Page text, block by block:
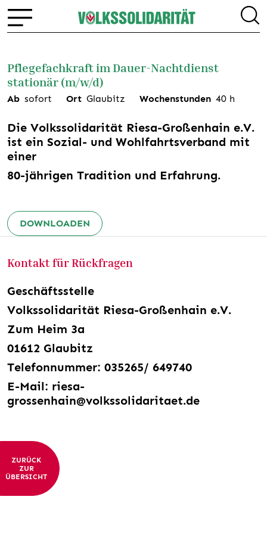
Pflegefachkraft im Dauer-Nachtdienst
stationär (m/w/d)
Ab sofort Ort Glaubitz Wochenstunden 40 h
Die Volkssolidarität Riesa-Großenhain e.V.
ist ein Sozial- und Wohlfahrtsverband mit
einer
80-jährigen Tradition und Erfahrung.
DOWNLOADEN
Kontakt für Rückfragen
Geschäftsstelle
Volkssolidarität Riesa-Großenhain e.V.
Zum Heim 3a
01612 Glaubitz
Telefonnummer: 035265/ 649740
E-Mail: riesa-
grossenhain@volkssolidaritaet.de
ZURÜCK
ZUR
ÜBERSICHT